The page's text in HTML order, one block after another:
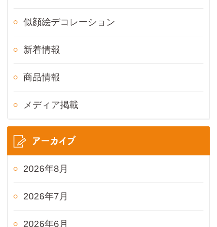
似顔絵デコレーション
新着情報
商品情報
メディア掲載
アーカイブ
2026年8月
2026年7月
2026年6月